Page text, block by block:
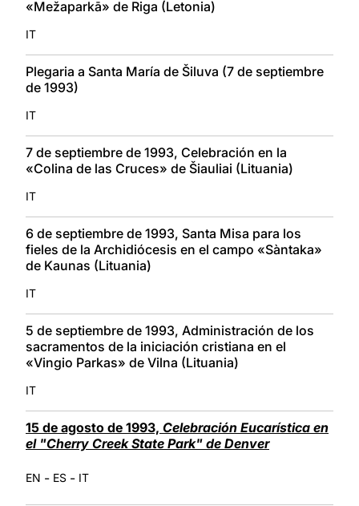
«Mežaparkā» de Riga (Letonia)
IT
Plegaria a Santa María de Šiluva (7 de septiembre
de 1993)
IT
7 de septiembre de 1993, Celebración en la
«Colina de las Cruces» de Šiauliai (Lituania)
IT
6 de septiembre de 1993, Santa Misa para los
fieles de la Archidiócesis en el campo «Sàntaka»
de Kaunas (Lituania)
IT
5 de septiembre de 1993, Administración de los
sacramentos de la iniciación cristiana en el
«Vingio Parkas» de Vilna (Lituania)
IT
15 de agosto de 1993, Celebración Eucarística en
el "Cherry Creek State Park" de Denver
EN - ES - IT